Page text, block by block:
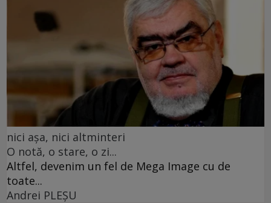
nici așa, nici altminteri
O notă, o stare, o zi...
Altfel, devenim un fel de Mega Image cu de
toate...
Andrei PLEŞU